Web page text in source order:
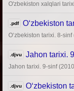
O'zbekiston xalqlari
.pdf O‘zbekiston
O‘zbekiston tarixi. 8-
.djvu Jahon tarixi.
Jahon tarixi. 9-sinf
.djvu O‘zbekiston